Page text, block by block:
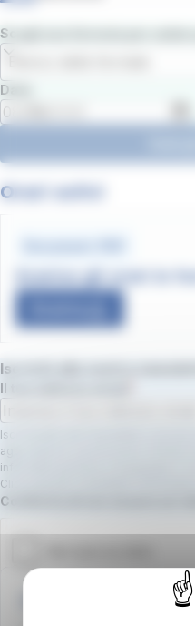
Scegli una fermata per vedere
Data
Orari estivi
Scarica gli orari in
Iscriviti alla nostra
Il tuo indirizzo email
Iscrivendoti alla newsletter,
agevolazioni e promozioni. Dichiari
informativa privacy e di prestare il
Clicca qui per consultare
Campo obbligatorio
Conferma di non essere un
Autolinee Toscane